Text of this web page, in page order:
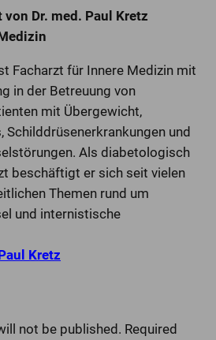
Dr. med. Paul Kretz
Facharzt für Innere Medizin mit
in der Betreuung von
mit Übergewicht,
Schilddrüsenerkrankungen und
Als diabetologisch
beschäftigt er sich seit vielen
Themen rund um
und internistische
Kretz
not be published. Required